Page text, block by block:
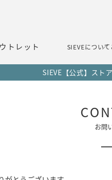
トレット SIEVEについて
SIEVE【公式】スト
お問